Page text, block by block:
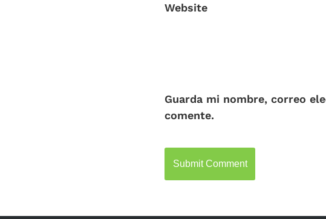
Website
Guarda mi nombre, correo
comente.